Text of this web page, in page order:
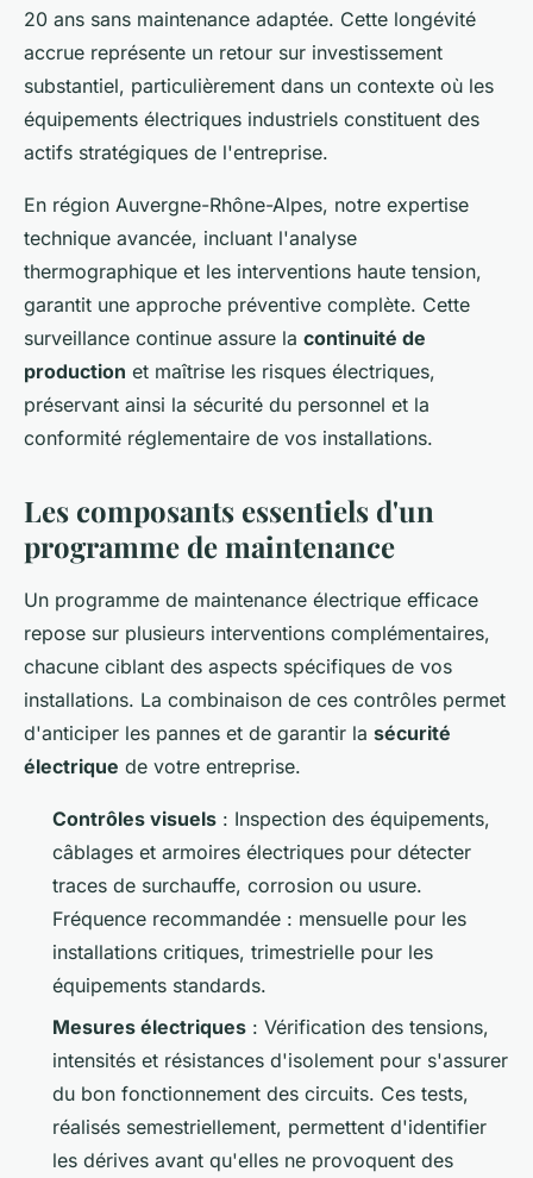
20 ans sans maintenance adaptée. Cette longévité
accrue représente un retour sur investissement
substantiel, particulièrement dans un contexte où les
équipements électriques industriels constituent des
actifs stratégiques de l'entreprise.
En région Auvergne-Rhône-Alpes, notre expertise
technique avancée, incluant l'analyse
thermographique et les interventions haute tension,
garantit une approche préventive complète. Cette
surveillance continue assure la continuité de
production et maîtrise les risques électriques,
préservant ainsi la sécurité du personnel et la
conformité réglementaire de vos installations.
Les composants essentiels d'un
programme de maintenance
Un programme de maintenance électrique efficace
repose sur plusieurs interventions complémentaires,
chacune ciblant des aspects spécifiques de vos
installations. La combinaison de ces contrôles permet
d'anticiper les pannes et de garantir la sécurité
électrique de votre entreprise.
Contrôles visuels : Inspection des équipements,
câblages et armoires électriques pour détecter
traces de surchauffe, corrosion ou usure.
Fréquence recommandée : mensuelle pour les
installations critiques, trimestrielle pour les
équipements standards.
Mesures électriques : Vérification des tensions,
intensités et résistances d'isolement pour s'assurer
du bon fonctionnement des circuits. Ces tests,
réalisés semestriellement, permettent d'identifier
les dérives avant qu'elles ne provoquent des